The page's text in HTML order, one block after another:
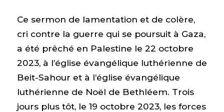
Ce sermon de lamentation et de colère,
cri contre la guerre qui se poursuit à Gaza,
a été prêché en Palestine le 22 octobre
2023, à l’église évangélique luthérienne de
Beit-Sahour et à l’église évangélique
luthérienne de Noël de Bethléem. Trois
jours plus tôt, le 19 octobre 2023, les forces